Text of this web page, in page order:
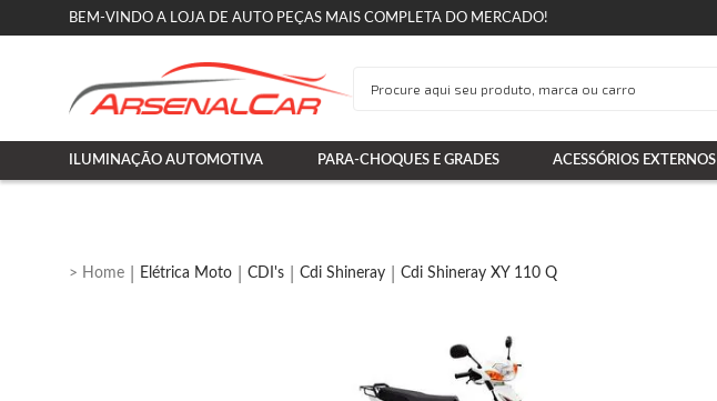
BEM-VINDO A LOJA DE AUTO PEÇAS MAIS COMPLETA DO MERCADO!
ILUMINAÇÃO AUTOMOTIVA PARA-CHOQUES E GRADES ACESSÓRIOS EXTERNOS
Elétrica Moto CDI's Cdi Shineray Cdi Shineray XY 110 Q